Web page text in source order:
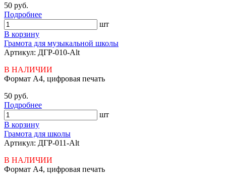
50 руб.
Подробнее
шт
В корзину
Грамота для музыкальной школы
Артикул: ДГР-010-Alt
В НАЛИЧИИ
Формат А4, цифровая печать
50 руб.
Подробнее
шт
В корзину
Грамота для школы
Артикул: ДГР-011-Alt
В НАЛИЧИИ
Формат А4, цифровая печать